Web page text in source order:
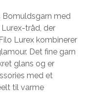
Bomuldsgarn med
tråd, der
Lurex kombinerer
Det fine garn
glans og er
med et
til varme